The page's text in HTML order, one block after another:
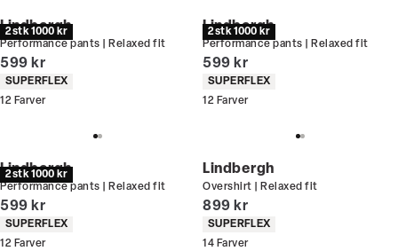
2 stk 1000 kr
Lindbergh
Performance pants | Relaxed fit
I alt (inkl. rabat)
599 kr
Produkt egenskaber
SUPERFLEX
12 Farver
2 stk 1000 kr
Lindbergh
Performance pants | Relaxed fit
I alt (inkl. rabat)
599 kr
Produkt egenskaber
SUPERFLEX
12 Farver
2 stk 1000 kr
Lindbergh
Performance pants | Relaxed fit
I alt (inkl. rabat)
599 kr
Produkt egenskaber
SUPERFLEX
12 Farver
Lindbergh
Overshirt | Relaxed fit
I alt (inkl. rabat)
899 kr
Produkt egenskaber
SUPERFLEX
14 Farver